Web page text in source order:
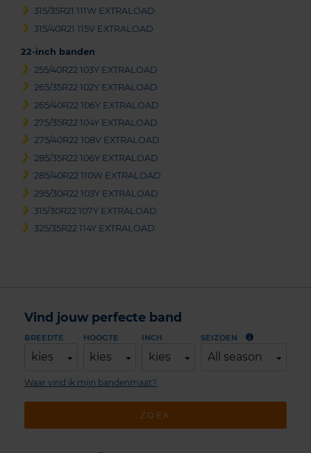
315/35R21 111W EXTRALOAD
315/40R21 115V EXTRALOAD
22-inch banden
255/40R22 103Y EXTRALOAD
265/35R22 102Y EXTRALOAD
265/40R22 106Y EXTRALOAD
275/35R22 104Y EXTRALOAD
275/40R22 108V EXTRALOAD
285/35R22 106Y EXTRALOAD
285/40R22 110W EXTRALOAD
295/30R22 103Y EXTRALOAD
315/30R22 107Y EXTRALOAD
325/35R22 114Y EXTRALOAD
Vind jouw perfecte band
BREEDTE
kies
HOOGTE
kies
INCH
kies
SEIZOEN
All season
ZOEK
Waar vind ik mijn bandenmaat?